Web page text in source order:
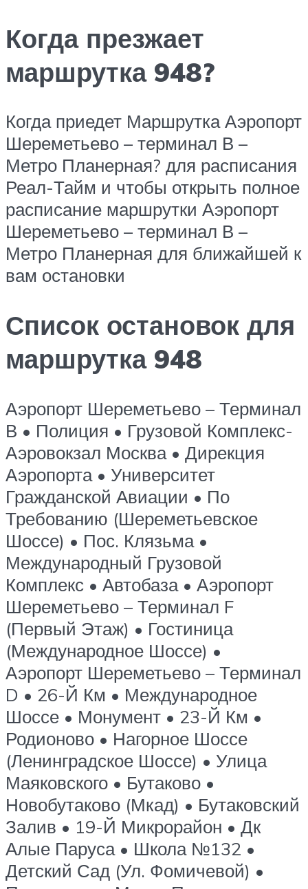
Когда презжает
маршрутка 948?
Когда приедет Маршрутка Аэропорт
Шереметьево – терминал В –
Метро Планерная? для расписания
Реал-Тайм и чтобы открыть полное
расписание маршрутки Аэропорт
Шереметьево – терминал В –
Метро Планерная для ближайшей к
вам остановки
Список остановок для
маршрутка 948
Аэропорт Шереметьево – Терминал
В • Полиция • Грузовой Комплекс-
Аэровокзал Москва • Дирекция
Аэропорта • Университет
Гражданской Авиации • По
Требованию (Шереметьевское
Шоссе) • Пос. Клязьма •
Международный Грузовой
Комплекс • Автобаза • Аэропорт
Шереметьево – Терминал F
(Первый Этаж) • Гостиница
(Международное Шоссе) •
Аэропорт Шереметьево – Терминал
D • 26-Й Км • Международное
Шоссе • Монумент • 23-Й Км •
Родионово • Нагорное Шоссе
(Ленинградское Шоссе) • Улица
Маяковского • Бутаково •
Новобутаково (Мкад) • Бутаковский
Залив • 19-Й Микрорайон • Дк
Алые Паруса • Школа №132 •
Детский Сад (Ул. Фомичевой) •